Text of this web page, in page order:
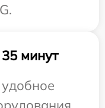
минут